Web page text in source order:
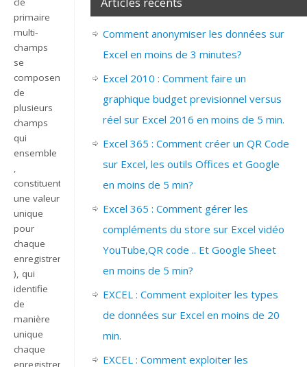
primaire
multi-
champs
se
composent
de
plusieurs
champs
qui
ensemble
,
constituent
une valeur
unique
pour
chaque
enregistrement
), qui
identifie
de
manière
unique
chaque
enregistrement
Comment anonymiser les données sur
Excel en moins de 3 minutes?
Excel 2010 : Comment faire un
graphique budget previsionnel versus
réel sur Excel 2016 en moins de 5 min.
Excel 365 : Comment créer un QR Code
sur Excel, les outils Offices et Google
en moins de 5 min?
Excel 365 : Comment gérer les
compléments du store sur Excel vidéo
YouTube,QR code .. Et Google Sheet
en moins de 5 min?
EXCEL : Comment exploiter les types
de données sur Excel en moins de 20
min.
EXCEL : Comment exploiter les